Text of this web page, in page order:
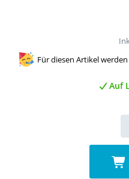
Für diesen Artikel
Auf